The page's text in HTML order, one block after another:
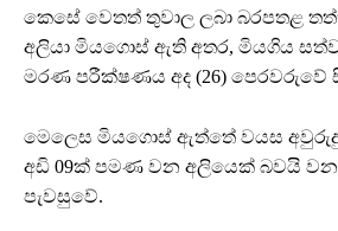
කෙසේ වෙතත් තුවාල ලබා බරපතළ
අලියා මියගොස් ඇති අතර, මියගිය
මරණ පරීක්ෂණය අද (26) පෙරවරුවේ
මෙලෙස මියගොස් ඇත්තේ වයස
අඩි 09ක් පමණ වන අලියෙක් බවයි
පැවසුවේ.